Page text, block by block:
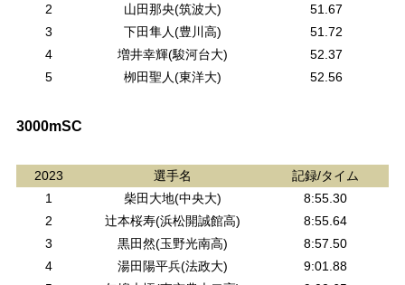
2
山田那央(筑波大)
51.67
3
下田隼人(豊川高)
51.72
4
増井幸輝(駿河台大)
52.37
5
栁田聖人(東洋大) 52.56
3000mSC
2023 選手名
記録/タイム
1
柴田大地(中央大)
8:55.30
2
辻本桜寿(浜松開誠館高)
8:55.64
3
黒田然(玉野光南高)
8:57.50
4
湯田陽平兵(法政大)
9:01.88